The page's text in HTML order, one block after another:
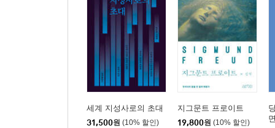
세계 지성사로의 초대
31,500원 (10% 할인)
지그문트 프로이트
19,800원 (10% 할인)